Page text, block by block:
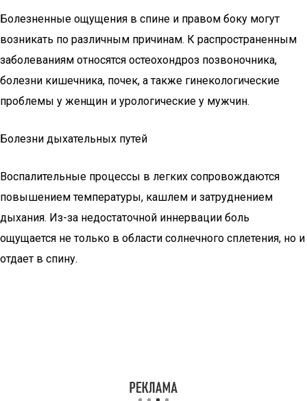
Болезненные ощущения в спине и правом боку могут
возникать по различным причинам. К распространенным
заболеваниям относятся остеохондроз позвоночника,
болезни кишечника, почек, а также гинекологические
проблемы у женщин и урологические у мужчин.
Болезни дыхательных путей
Воспалительные процессы в легких сопровождаются
повышением температуры, кашлем и затруднением
дыхания. Из-за недостаточной иннервации боль
ощущается не только в области солнечного сплетения, но и
отдает в спину.